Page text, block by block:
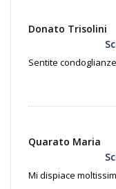
Donato Trisolini
Sentite
Quarato Maria
Mi dispiace